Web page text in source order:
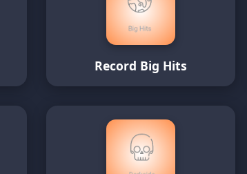
Record Big Hits